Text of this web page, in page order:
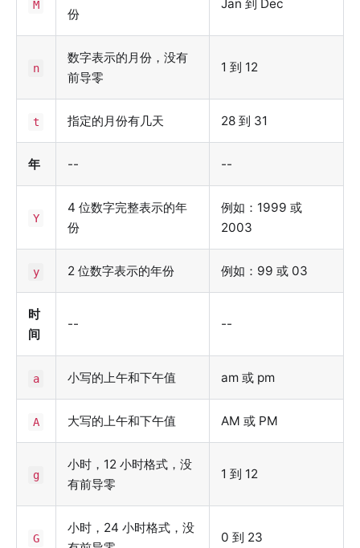
M
份
Jan 到 Dec
n
数字表示的月份，没有
前导零
1 到 12
t 指定的月份有几天 28 到 31
年 -- --
Y
4 位数字完整表示的年
份
例如：1999 或
2003
y 2 位数字表示的年份 例如：99 或 03
时
间
-- --
a 小写的上午和下午值 am 或 pm
A 大写的上午和下午值 AM 或 PM
g
小时，12 小时格式，没
有前导零
1 到 12
G
小时，24 小时格式，没
0 到 23